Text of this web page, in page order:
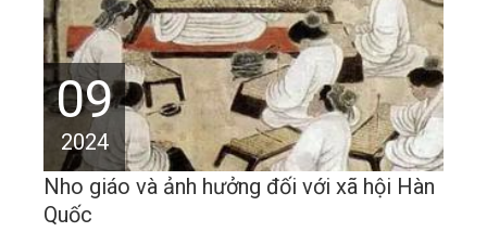
09
2024
Nho giáo và ảnh hưởng đối với xã hội Hàn
Quốc